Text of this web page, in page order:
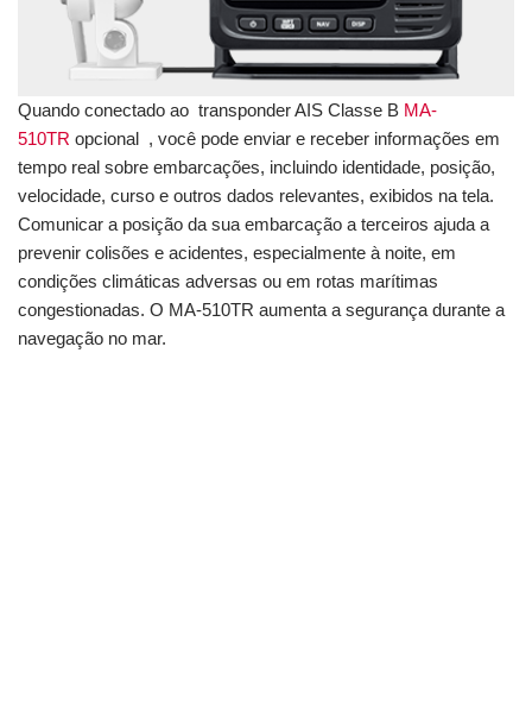
Quando conectado ao transponder AIS Classe B MA-
510TR opcional , você pode enviar e receber informações em
tempo real sobre embarcações, incluindo identidade, posição,
velocidade, curso e outros dados relevantes, exibidos na tela.
Comunicar a posição da sua embarcação a terceiros ajuda a
prevenir colisões e acidentes, especialmente à noite, em
condições climáticas adversas ou em rotas marítimas
congestionadas. O MA-510TR aumenta a segurança durante a
navegação no mar.